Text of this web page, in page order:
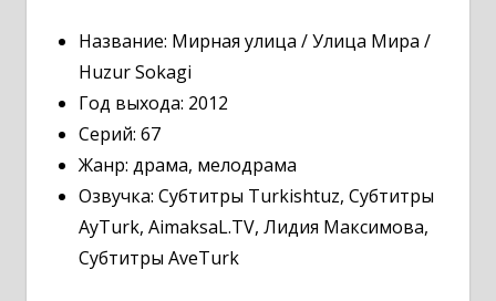
Название: Мирная улица / Улица Мира /
Huzur Sokagi
Год выхода: 2012
Серий: 67
Жанр: драма, мелодрама
Озвучка: Субтитры Turkishtuz, Субтитры
AyTurk, AimaksaL.TV, Лидия Максимова,
Субтитры AveTurk